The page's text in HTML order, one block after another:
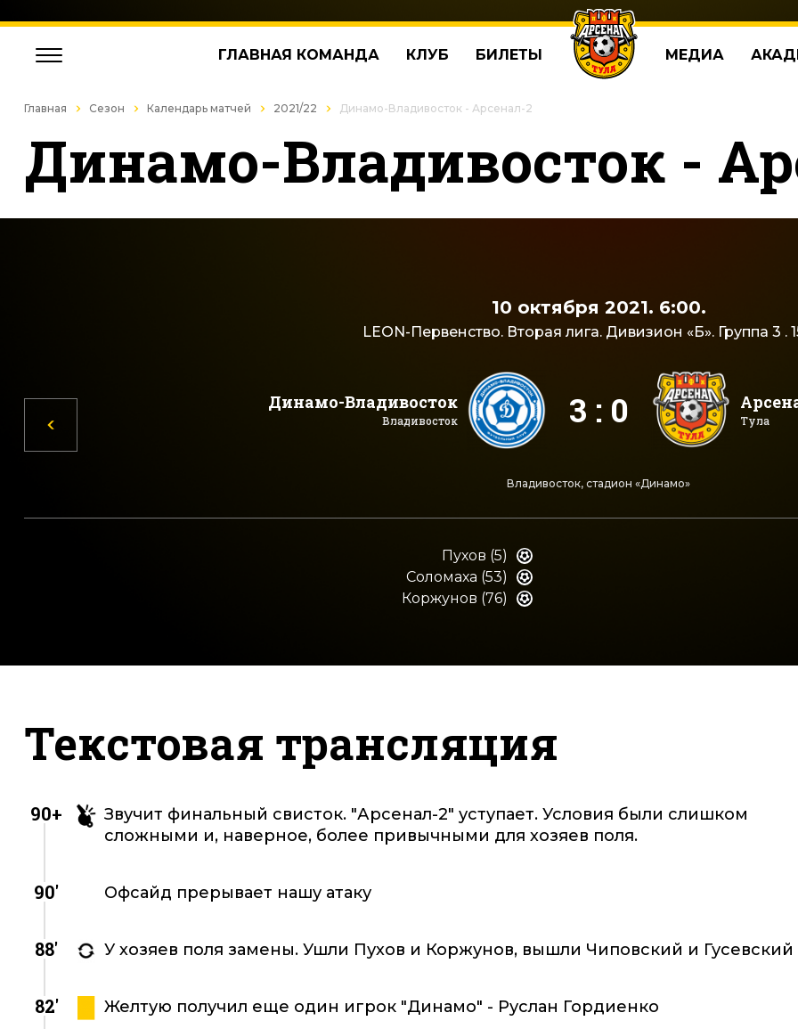
ГЛАВНАЯ КОМАНДА КЛУБ БИЛЕТЫ МЕДИА
Главная Сезон Календарь матчей 2021/22 Динамо-Владивосток - Арсенал-2
Динамо-Владивосток -
10 октября 2021. 6:00.
LEON-Первенство. Вторая лига. Дивизион «Б». Группа 3 .
Динамо-Владивосток
Владивосток 3 : 0 Тула
Владивосток, стадион «Динамо»
Пухов (5)
Соломаха (53)
Коржунов (76)
Текстовая трансляция
90+
Звучит финальный свисток. "Арсенал-2" уступает. Условия были слишком
сложными и, наверное, более привычными для хозяев поля.
90' Офсайд прерывает нашу атаку
88' У хозяев поля замены. Ушли Пухов и Коржунов, вышли Чиповский и Гусевский
82' Желтую получил еще один игрок "Динамо" - Руслан Гордиенко